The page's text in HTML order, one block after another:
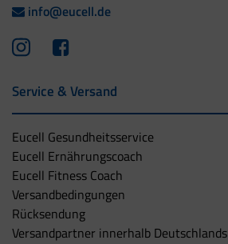
info@eucell.de
Service & Versand
Eucell Gesundheitsservice
Eucell Ernährungscoach
Eucell Fitness Coach
Versandbedingungen
Rücksendung
Versandpartner innerhalb Deutschlands